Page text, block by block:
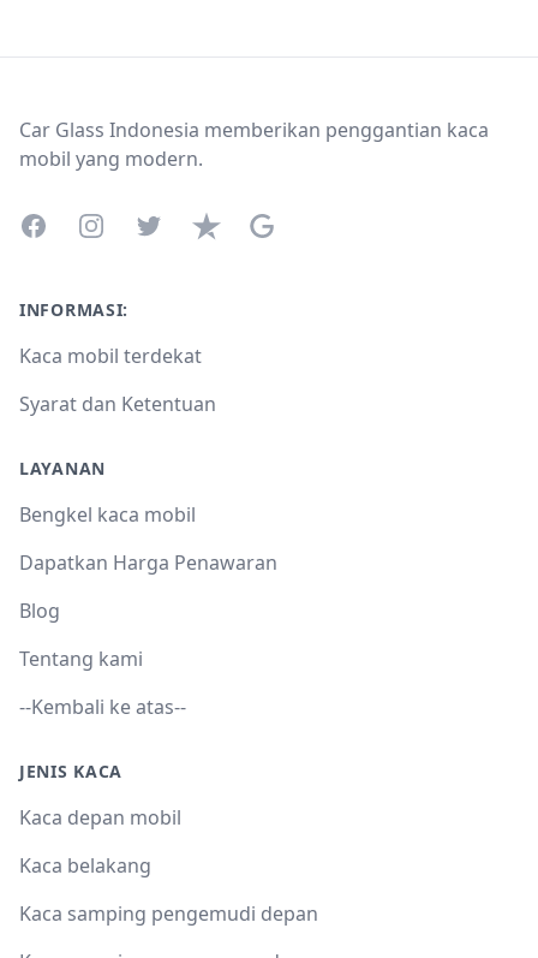
Car Glass Indonesia memberikan penggantian kaca
mobil yang modern.
FacebookInstagramTwitterTrustpilotGoogle Business Profile
INFORMASI:
Kaca mobil terdekat
Syarat dan Ketentuan
LAYANAN
Bengkel kaca mobil
Dapatkan Harga Penawaran
Blog
Tentang kami
--Kembali ke atas--
JENIS KACA
Kaca depan mobil
Kaca belakang
Kaca samping pengemudi depan